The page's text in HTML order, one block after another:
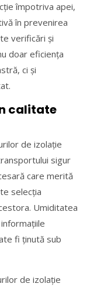
împotriva apei,
în prevenirea
verificări și
doar eficiența
ci și
calitate
de izolație
sigur
care merită
selecția
Umiditatea
fi ținută sub
de izolație